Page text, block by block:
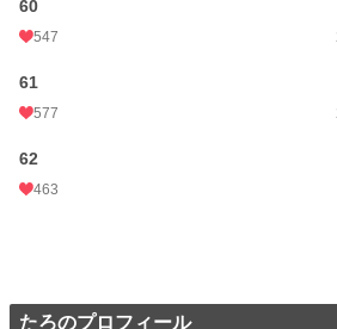
60
547
61
577
62
463
たろのプロフィール